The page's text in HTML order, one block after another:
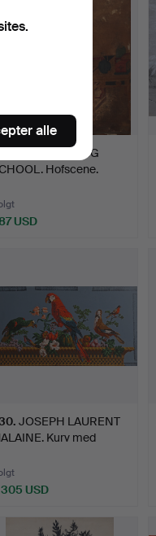
CHINESE QING
Hofscene.
USD
. JOSEPH LAURENT
Kurv med
USD
alle